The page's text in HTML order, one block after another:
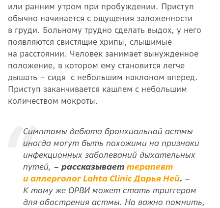
или ранним утром при пробуждении. Приступ
обычно начинается с ощущения заложенности
в груди. Больному трудно сделать выдох, у него
появляются свистящие хрипы, слышимые
на расстоянии. Человек занимает вынужденное
положение, в котором ему становится легче
дышать – сидя с небольшим наклоном вперед.
Приступ заканчивается кашлем с небольшим
количеством мокроты.
Симптомы дебюта бронхиальной астмы
иногда могут быть похожими на признаки
инфекционных заболеваний дыхательных
путей, – рассказывает терапевт
и аллерголог Lahta Clinic Дарья Ней. –
К тому же ОРВИ может стать триггером
для обострения астмы. Но важно помнить,